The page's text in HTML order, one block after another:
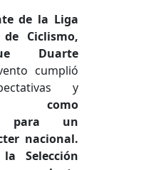
de la Liga
Ciclismo,
Duarte
cumplió
y
como
para un
nacional.
Selección